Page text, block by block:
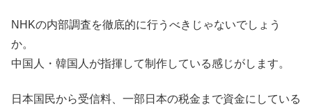
NHKの内部調査を徹底的に行うべきじゃないでしょう
か。
中国人・韓国人が指揮して制作している感じがします。
日本国民から受信料、一部日本の税金まで資金にしている